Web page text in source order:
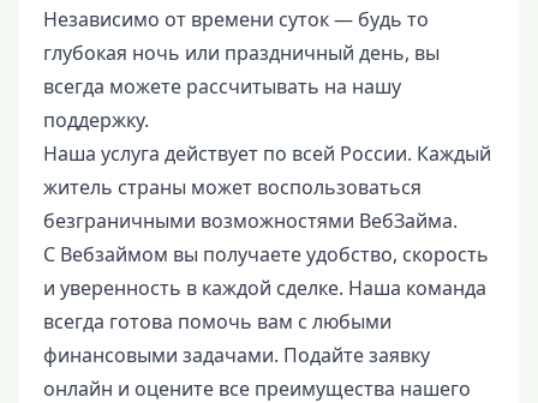
Независимо от времени суток — будь то
глубокая ночь или праздничный день, вы
всегда можете рассчитывать на нашу
поддержку.
Наша услуга действует по всей России. Каждый
житель страны может воспользоваться
безграничными возможностями ВебЗайма.
С Вебзаймом вы получаете удобство, скорость
и уверенность в каждой сделке. Наша команда
всегда готова помочь вам с любыми
финансовыми задачами. Подайте заявку
онлайн и оцените все преимущества нашего